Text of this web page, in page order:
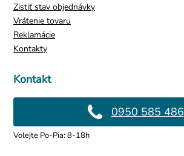
Kontakt
0950 585 486
Volejte Po-Pia: 8-18h
Zistiť stav objednávky
Vrátenie tovaru
Reklamácie
Kontakty